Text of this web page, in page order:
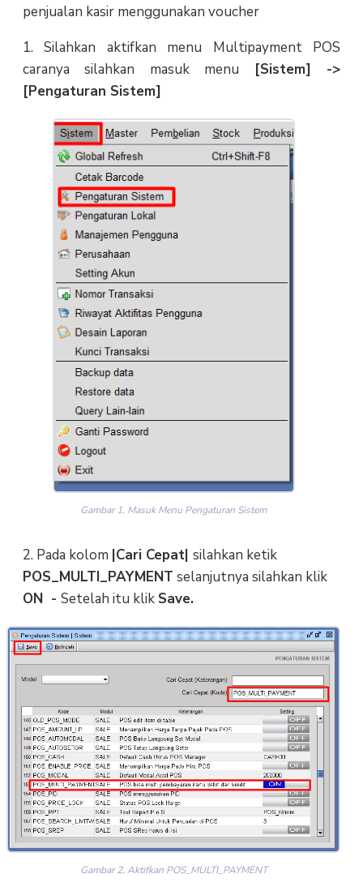
penjualan kasir menggunakan voucher
1. Silahkan aktifkan menu Multipayment POS
caranya silahkan masuk menu
[Sistem] ->
[Pengaturan Sistem]
Gambar 1. Masuk Menu Pengaturan Sistem
2. Pada kolom |Cari Cepat| silahkan ketik
POS_MULTI_PAYMENT selanjutnya silahkan klik
ON - Setelah itu klik Save.
Gambar 2. Aktifkan POS_MULTI_PAYMENT